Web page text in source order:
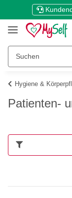
Hygiene &
Patienten-